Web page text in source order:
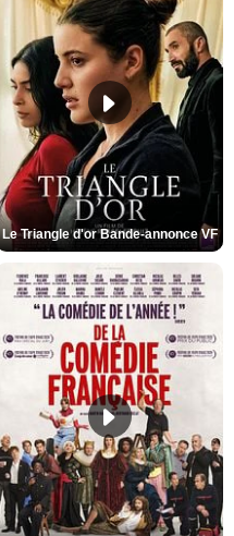
Le Triangle d'or Bande-annonce VF